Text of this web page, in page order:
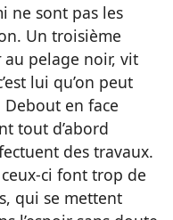
ne sont pas les
Un troisième
au pelage noir, vit
lui qu’on peut
Debout en face
tout d’abord
des travaux.
ci font trop de
qui se mettent